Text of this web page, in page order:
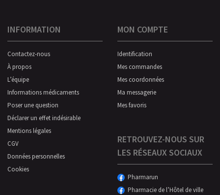
INFORMATION
Contactez-nous
À propos
L’équipe
Informations médicaments
Poser une question
Déclarer un effet indésirable
Mentions légales
CGV
Données personnelles
Cookies
MON COMPTE
Identification
Mes commandes
Mes coordonnées
Ma messagerie
Mes favoris
RETROUVEZ-NOUS SUR
LES RÉSEAUX SOCIAUX
Pharmarun
Pharmacie de l’Hôtel de ville